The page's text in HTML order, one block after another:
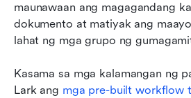
maunawaan ang magagandang
dokumento at matiyak ang
lahat ng mga grupo ng
Kasama sa mga kalamangan ng
Lark ang mga pre-built workflow